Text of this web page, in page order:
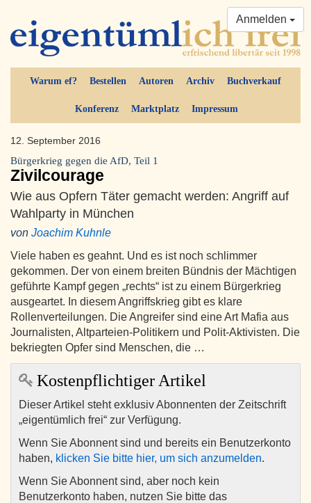
Warum ef? Bestellen Autoren Archiv Buchverkauf
Konferenz Marktplatz Impressum
Anmelden
12. September 2016
Bürgerkrieg gegen die AfD, Teil 1
Zivilcourage
Wie aus Opfern Täter gemacht werden: Angriff auf
Wahlparty in München
von Joachim Kuhnle
Viele haben es geahnt. Und es ist noch schlimmer
gekommen. Der von einem breiten Bündnis der Mächtigen
geführte Kampf gegen „rechts“ ist zu einem Bürgerkrieg
ausgeartet. In diesem Angriffskrieg gibt es klare
Rollenverteilungen. Die Angreifer sind eine Art Mafia aus
Journalisten, Altparteien-Politikern und Polit-Aktivisten. Die
bekriegten Opfer sind Menschen, die …
Kostenpflichtiger Artikel
Dieser Artikel steht exklusiv Abonnenten der Zeitschrift
„eigentümlich frei“ zur Verfügung.
Wenn Sie Abonnent sind und bereits ein Benutzerkonto
haben, klicken Sie bitte hier, um sich anzumelden.
Wenn Sie Abonnent sind, aber noch kein
Benutzerkonto haben, nutzen Sie bitte das